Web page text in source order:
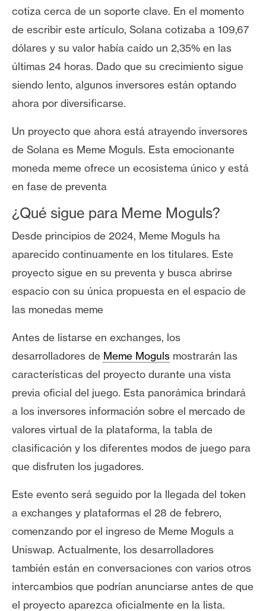
s
o
n
t
c
t
o
P
u
b
i
c
d
a
cotiza cerca de un soporte clave. En el momento
de escribir este artículo, Solana cotizaba a 109,67
dólares y su valor había caído un 2,35% en las
últimas 24 horas. Dado que su crecimiento sigue
siendo lento, algunos inversores están optando
ahora por diversificarse.
Un proyecto que ahora está atrayendo inversores
de Solana es Meme Moguls. Esta emocionante
moneda meme ofrece un ecosistema único y está
en fase de preventa
¿Qué sigue para Meme Moguls?
Desde principios de 2024, Meme Moguls ha
aparecido continuamente en los titulares. Este
proyecto sigue en su preventa y busca abrirse
espacio con su única propuesta en el espacio de
las monedas meme
Antes de listarse en exchanges, los
desarrolladores de Meme Moguls mostrarán las
características del proyecto durante una vista
previa oficial del juego. Esta panorámica brindará
a los inversores información sobre el mercado de
valores virtual de la plataforma, la tabla de
clasificación y los diferentes modos de juego para
que disfruten los jugadores.
Este evento será seguido por la llegada del token
a exchanges y plataformas el 28 de febrero,
comenzando por el ingreso de Meme Moguls a
Uniswap. Actualmente, los desarrolladores
también están en conversaciones con varios otros
intercambios que podrían anunciarse antes de que
el proyecto aparezca oficialmente en la lista.